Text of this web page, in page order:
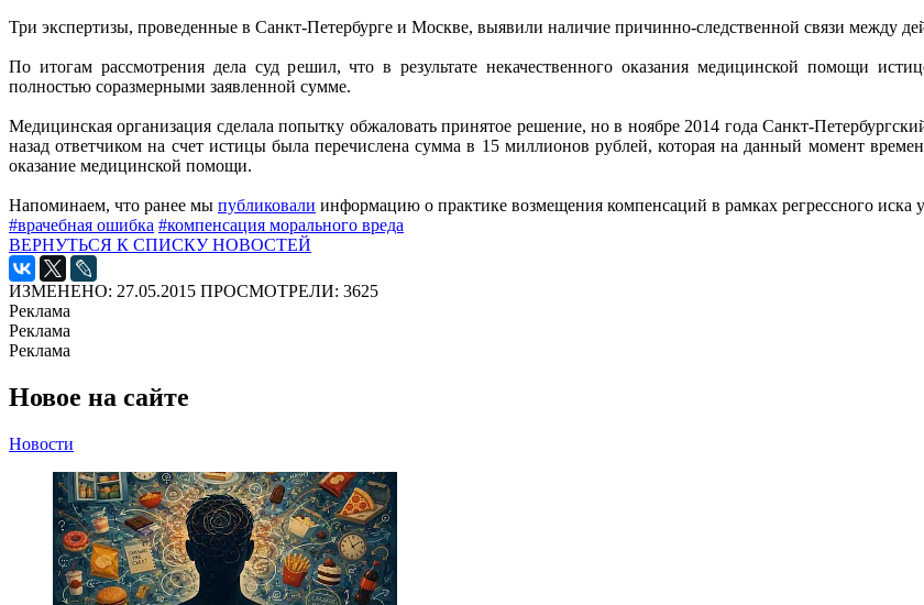
Три экспертизы, проведенные в Санкт-Петербурге и Москве, выявили наличие причинно-следственной связи между
По итогам рассмотрения дела суд решил, что в результате некачественного оказания медицинской помощи
полностью соразмерными заявленной сумме.
Медицинская организация сделала попытку обжаловать принятое решение, но в ноябре 2014 года Санкт-
назад ответчиком на счет истицы была перечислена сумма в 15 миллионов рублей, которая на данный момент
оказание медицинской помощи.
Напоминаем, что ранее мы публиковали информацию о практике возмещения компенсаций в рамках регрессного иска
#врачебная ошибка #компенсация морального вреда
ВЕРНУТЬСЯ К СПИСКУ НОВОСТЕЙ
ИЗМЕНЕНО: 27.05.2015 ПРОСМОТРЕЛИ: 3625
Реклама
Реклама
Реклама
Новое на сайте
Новости